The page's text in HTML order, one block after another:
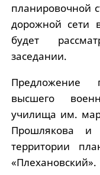
планировочной
дорожной сети
будет
заседании.
Предложение
высшего
училища им.
Прошлякова и
территории
«Плехановский».